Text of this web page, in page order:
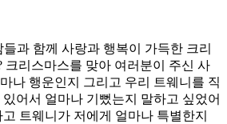
과 함께 사랑과 행복이 가득한 크리
크리스마스를 맞아 여러분이 주신 사
나 행운인지 그리고 우리 트웨니를 직
어서 얼마나 기뻤는지 말하고 싶었어
트웨니가 저에게 얼마나 특별한지